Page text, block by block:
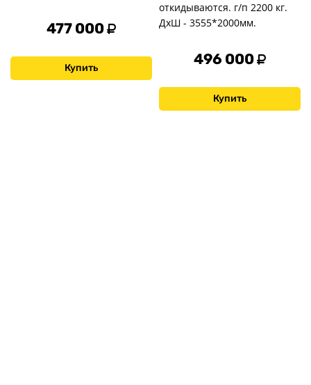
477 000
Купить
откидываются. г/п 2200 кг.
ДxШ - 3555*2000мм.
496 000
Купить